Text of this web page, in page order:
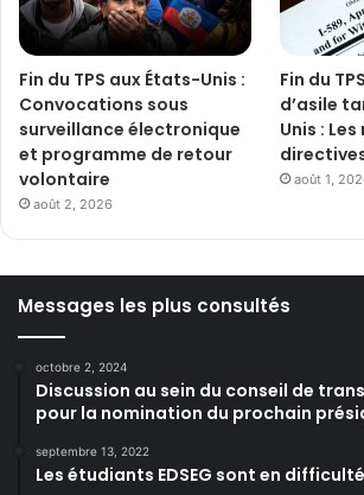
Fin du TPS aux États-Unis :
Convocations sous
surveillance électronique
et programme de retour
volontaire
août 2, 2026
Fin du
d’asile
Unis :
directives
août 1,
Messages les plus consultés
octobre 2, 2024
Discussion au sein du conseil de
pour la nomination du prochain
septembre 13, 2022
Les étudiants EDSEG sont en